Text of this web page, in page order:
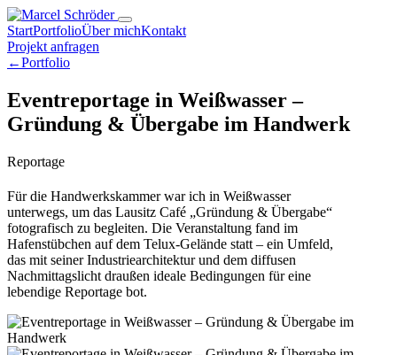
StartPortfolioÜber michKontakt
Projekt anfragen
←Portfolio
Eventreportage in Weißwasser –
Gründung & Übergabe im Handwerk
Reportage
Für die Handwerkskammer war ich in Weißwasser
unterwegs, um das Lausitz Café „Gründung & Übergabe“
fotografisch zu begleiten. Die Veranstaltung fand im
Hafenstübchen auf dem Telux-Gelände statt – ein Umfeld,
das mit seiner Industriearchitektur und dem diffusen
Nachmittagslicht draußen ideale Bedingungen für eine
lebendige Reportage bot.